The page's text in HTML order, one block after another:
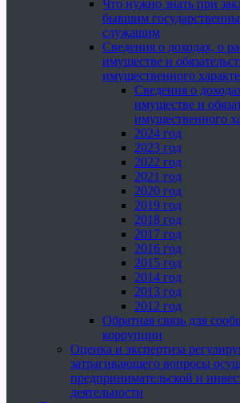
Что нужно знать при
бывшим
служащим
Сведения о доходах, о
имуществе и
имущественного
Сведения о
имуществе и
имущественного
2024 год
2023 год
2022 год
2021 год
2020 год
2019 год
2018 год
2017 год
2016 год
2015 год
2014 год
2013 год
2012 год
Обратная связь для
коррупции
Оценка и экспертиза
затрагивающего вопросы
предпринимательской и
деятельности